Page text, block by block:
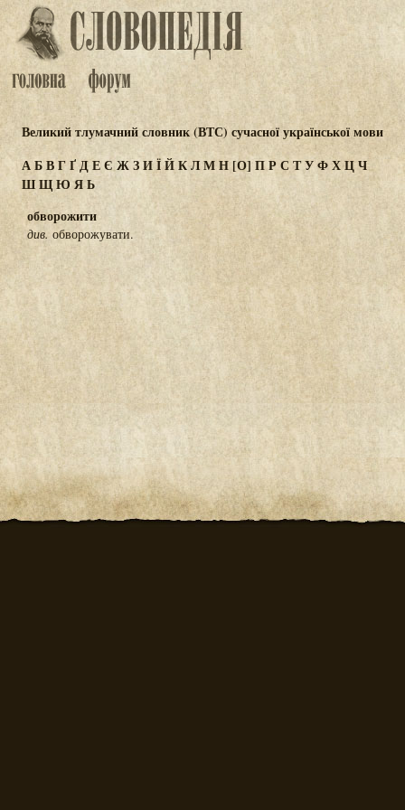
Великий тлумачний словник (ВТС) сучасної української мови
АБВГҐДЕЄ ЖЗИЇЙКЛМН[О] ПР СТУФХЦЧ
ШЩЮЯЬ
обворожити
див. обворожувати.